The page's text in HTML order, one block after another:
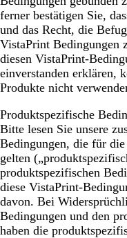
ferner bestätigen Sie,
und das Recht, die
VistaPrint Bedingungen
diesen VistaPrint-
einverstanden erklären,
Produkte nicht
Produktspezifische
Bitte lesen Sie unsere
Bedingungen, die für die
gelten
produktspezifischen
diese VistaPrint-
davon. Bei
Bedingungen und den
haben die